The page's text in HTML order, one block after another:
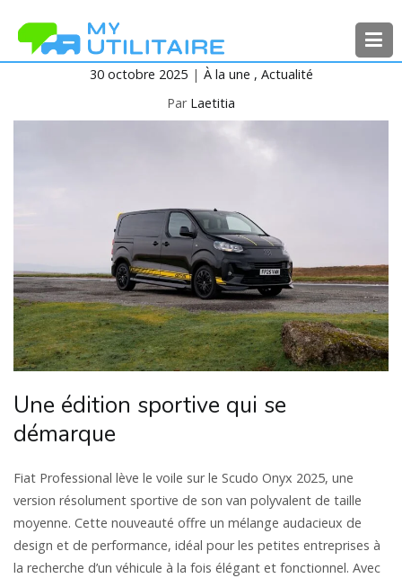
contenu
MyUtilitaire
Toute l’actualité des véhicules
30 octobre 2025 À la une
Actualité
Par Laetitia
Une édition sportive qui se
démarque
Fiat Professional lève le voile sur le Scudo Onyx 2025, une
version résolument sportive de son van polyvalent de taille
moyenne. Cette nouveauté offre un mélange audacieux de
design et de performance, idéal pour les petites entreprises à
la recherche d’un véhicule à la fois élégant et fonctionnel. Avec